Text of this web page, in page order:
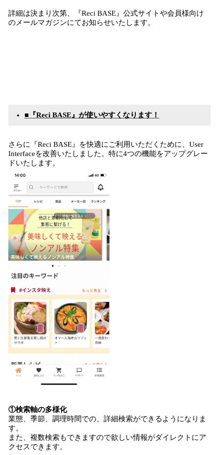
詳細は決まり次第、『Reci BASE』公式サイトや会員様向け
のメールマガジンにてお知らせいたします。
■ 『Reci BASE』 が使いやすくなります！
さらに『Reci BASE』を快適にご利用いただくために、User
Interfaceを改善いたしました。特に4つの機能をアップグレー
ドいたします。
①検索軸の多様化
業態、季節、調理時間での、詳細検索ができるようになりま
す。
また、複数検索もできますので欲しい情報がダイレクトにア
クセスできます。